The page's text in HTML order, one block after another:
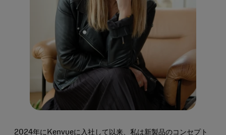
2024年にKenvueに入社して以来、私は新製品のコンセプト